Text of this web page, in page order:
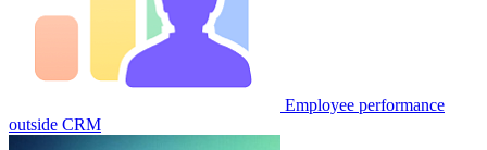
Employee performance
outside CRM